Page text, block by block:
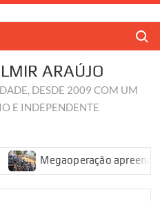
ARAÚJO
DESDE 2009 COM UM
E INDEPENDENTE
Megaoperação apreende 80